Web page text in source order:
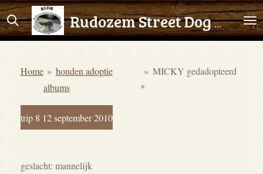
Ga
direct
hoofdinhoud
Rudozem Street Dog Rescue
Home » honden adoptie
albums
» MICKY gedadopteerd
*
trip 8 12 september 2010
geslacht: mannelijk